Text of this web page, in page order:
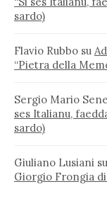
sardo)
Flavio Rubbo su
“Pietra della
Sergio Mario
ses Italianu,
sardo)
Giuliano Lusiani su
Giorgio Frongia